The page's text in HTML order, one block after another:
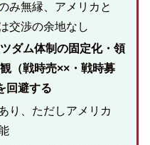
み無縁、アメリカと
交渉の余地なし
ダム体制の固定化・領
（戦時売××・戦時募
回避する
り、ただしアメリカ